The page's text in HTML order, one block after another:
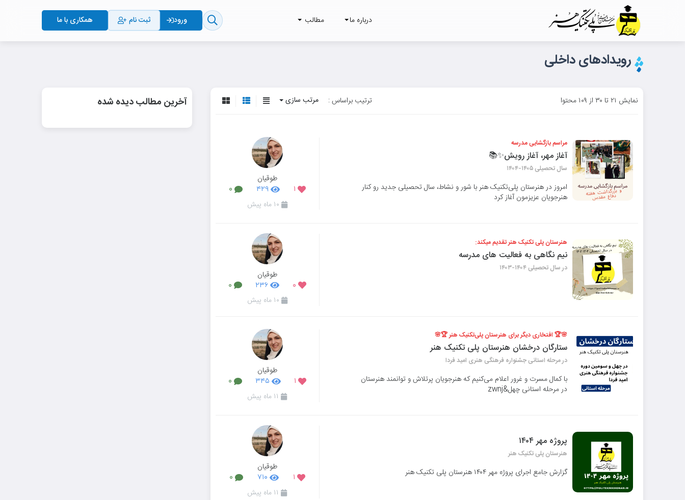
درباره ما مطالب ورود ثبت نام همکاری با ما
رویدادهای داخلی
نمایش ۲۱ تا ۳۰ از ۱۰۹ محتوا ترتیب براساس : مرتب سازی
مراسم بازگشایی مدرسه
آغاز مهر، آغاز رویش✨📚
سال تحصیلی ۱۴۰۵-۱۴۰۴
امروز در هنرستان پلی‌تکنیک هنر با شور و نشاط، سال تحصیلی جدید رو کنار
هنرجویان عزیزمون آغاز کرد
طوقیان
۱ ۴۲۹ ۰
۱۰ ماه پیش
هنرستان پلی تکنیک هنر تقدیم میکند:
نیم نگاهی به فعالیت های مدرسه
در سال تحصیلی ۱۴۰۴-۱۴۰۳
طوقیان
۰ ۲۳۶ ۰
۱۰ ماه پیش
🌸🏆 افتخاری دیگر برای هنرستان پلی‌تکنیک هنر 🏆🌸
ستارگان درخشان هنرستان پلی تکنیک هنر
در مرحله استانی جشنواره فرهنگی هنری امید فردا
با کمال مسرت و غرور اعلام می‌کنیم که هنرجویان پرتلاش و توانمند هنرستان
در مرحله استانی چهل&zwnj
طوقیان
۱ ۳۴۵ ۰
۱۱ ماه پیش
پروژه مهر ۱۴۰۴
هنرستان پلی تکنیک هنر
گزارش جامع اجرای پروژه مهر ۱۴۰۴ هنرستان پلی تکنیک هنر طوقیان
۱ ۷۱۰ ۰
۱۱ ماه پیش
آخرین مطالب دیده شده